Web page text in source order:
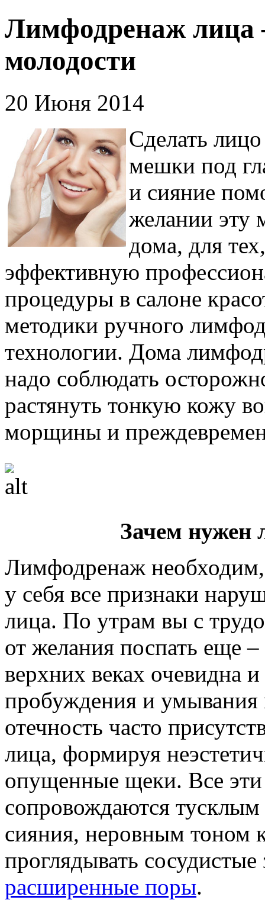
Лимфодренаж лица
молодости
20 Июня 2014
Сделать
мешки под
и сияние
желании эту
дома, для
эффективную
процедуры в салоне
методики ручного
технологии. Дома
надо соблюдать
растянуть тонкую кожу
морщины и
Зачем нужен
Лимфодренаж необходим,
у себя все признаки
лица. По утрам вы с
от желания поспать еще
верхних веках очевидна
пробуждения и умывания
отечность часто
лица, формируя
опущенные щеки. Все эти
сопровождаются тусклым
сияния, неровным тоном
проглядывать
расширенные поры.